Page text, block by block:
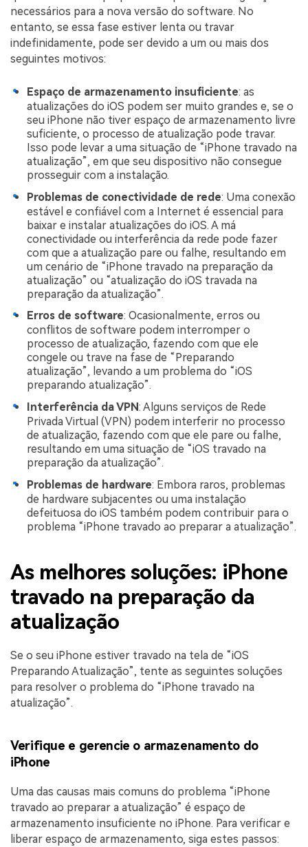
necessários para a nova versão do software. No
entanto, se essa fase estiver lenta ou travar
indefinidamente, pode ser devido a um ou mais dos
seguintes motivos:
Espaço de armazenamento insuficiente: as
atualizações do iOS podem ser muito grandes e, se o
seu iPhone não tiver espaço de armazenamento livre
suficiente, o processo de atualização pode travar.
Isso pode levar a uma situação de “iPhone travado na
atualização”, em que seu dispositivo não consegue
prosseguir com a instalação.
Problemas de conectividade de rede: Uma conexão
estável e confiável com a Internet é essencial para
baixar e instalar atualizações do iOS. A má
conectividade ou interferência da rede pode fazer
com que a atualização pare ou falhe, resultando em
um cenário de “iPhone travado na preparação da
atualização” ou “atualização do iOS travada na
preparação da atualização”.
Erros de software: Ocasionalmente, erros ou
conflitos de software podem interromper o
processo de atualização, fazendo com que ele
congele ou trave na fase de “Preparando
atualização”, levando a um problema do “iOS
preparando atualização”.
Interferência da VPN: Alguns serviços de Rede
Privada Virtual (VPN) podem interferir no processo
de atualização, fazendo com que ele pare ou falhe,
resultando em uma situação de “iOS travado na
preparação da atualização”.
Problemas de hardware: Embora raros, problemas
de hardware subjacentes ou uma instalação
defeituosa do iOS também podem contribuir para o
problema “iPhone travado ao preparar a atualização”.
As melhores soluções: iPhone
travado na preparação da
atualização
Se o seu iPhone estiver travado na tela de “iOS
Preparando Atualização”, tente as seguintes soluções
para resolver o problema do “iPhone travado na
atualização”.
Verifique e gerencie o armazenamento do
iPhone
Uma das causas mais comuns do problema “iPhone
travado ao preparar a atualização” é espaço de
armazenamento insuficiente no iPhone. Para verificar e
liberar espaço de armazenamento, siga estes passos: